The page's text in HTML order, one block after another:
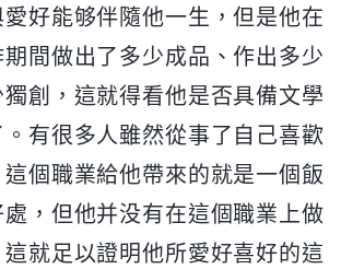
好能够伴隨他一生，但是他在
間做出了多少成品、作出多少
創，這就得看他是否具備文學
有很多人雖然從事了自己喜歡
個職業給他帶來的就是一個飯
，但他并没有在這個職業上做
就足以證明他所愛好喜好的這